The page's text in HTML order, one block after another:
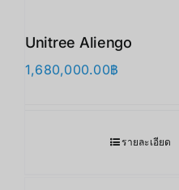
Unitree Aliengo
1,680,000.00฿
รายละเอียด